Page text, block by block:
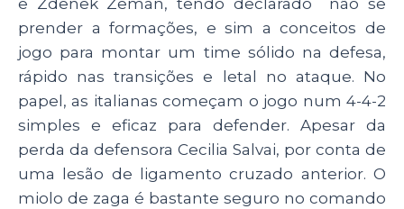
e Zdenek Zeman, tendo declarado não se
prender a formações, e sim a conceitos de
jogo para montar um time sólido na defesa,
rápido nas transições e letal no ataque. No
papel, as italianas começam o jogo num 4-4-2
simples e eficaz para defender. Apesar da
perda da defensora Cecilia Salvai, por conta de
uma lesão de ligamento cruzado anterior. O
miolo de zaga é bastante seguro no comando